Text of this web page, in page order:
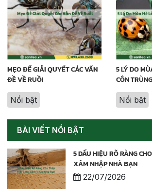
MẸO ĐỂ GIẢI QUYẾT CÁC VẤN
ĐỀ VỀ RUỒI
Nổi bật
5 LÝ DO
CÔN
Nổi bật
BÀI VIẾT NỔI BẬT
5 DẤU HIỆU RÕ RÀNG
XÂM NHẬP NHÀ BẠN
22/07/2026